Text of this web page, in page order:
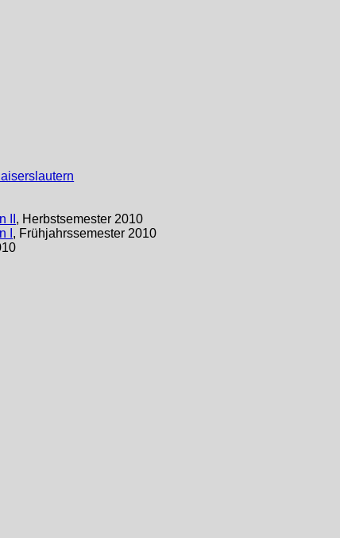
II , Herbstsemester 2010
I , Frühjahrssemester 2010